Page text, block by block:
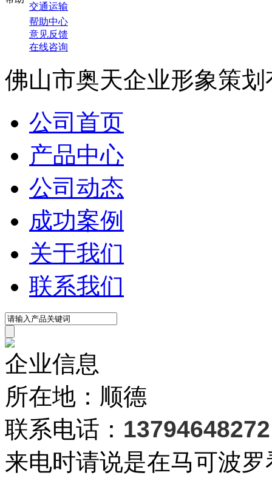
交通运输
帮助中心
意见反馈
在线咨询
佛山市奥天企业形象策
公司首页
产品中心
公司动态
成功案例
关于我们
联系我们
企业信息
所在地：顺德
联系电话： 13794648272
来电时请说是在马可波